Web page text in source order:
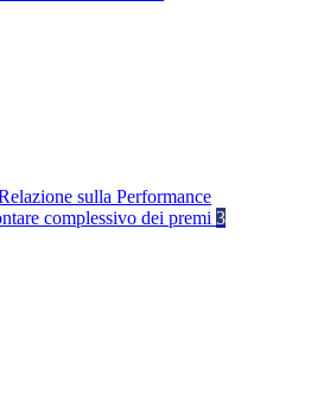
sulla Performance
complessivo dei premi 3